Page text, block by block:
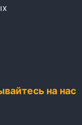
на нас